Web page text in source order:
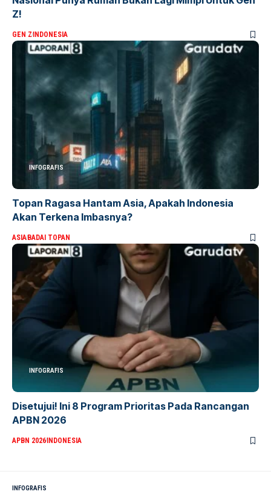
Z!
GEN ZINDONESIA
INFOGRAFIS
Topan Ragasa Hantam Asia, Apakah Indonesia
Akan Terkena Imbasnya?
ASIABADAI TOPAN
INFOGRAFIS
Disetujui! Ini 8 Program Prioritas Pada Rancangan
APBN 2026
APBN 2026INDONESIA
INFOGRAFIS